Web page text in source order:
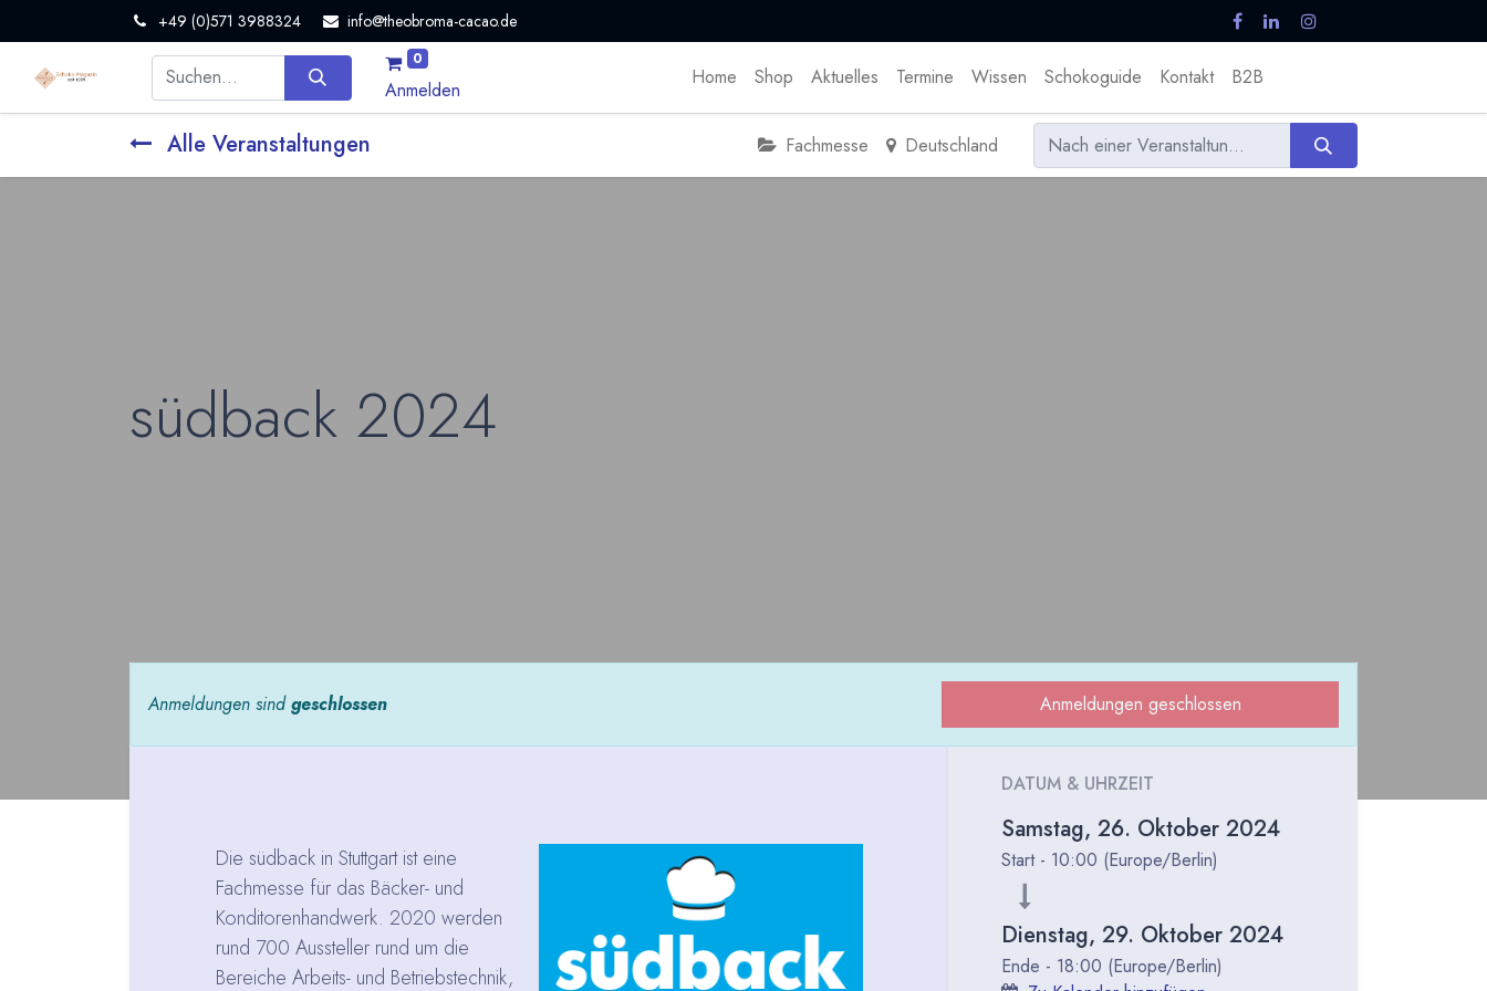
+49 (0)571 3988324 info@theobroma-cacao.de
0
Anmelden
Home Shop Aktuelles Termine Wissen Schokoguide Kontakt B2B
Alle Veranstaltungen Fachmesse Deutschland
südback 2024
Anmeldungen sindgeschlossen Anmeldungen geschlossen
Die südback in Stuttgart ist eine
Fachmesse für das Bäcker- und
Konditorenhandwerk. 2020 werden
rund 700 Aussteller rund um die
Bereiche Arbeits- und Betriebstechnik,
DATUM & UHRZEIT
Samstag, 26. Oktober 2024
Start - 10:00 (Europe/Berlin)
Dienstag, 29. Oktober 2024
Ende - 18:00 (Europe/Berlin)